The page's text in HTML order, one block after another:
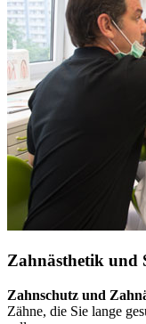
Zahnästhetik und
Zahnschutz und
Zähne, die Sie lange